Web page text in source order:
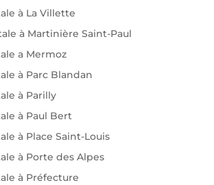
à La Villette
à Martinière Saint-Paul
a Mermoz
à Parc Blandan
à Parilly
à Paul Bert
à Place Saint-Louis
à Porte des Alpes
à Préfecture